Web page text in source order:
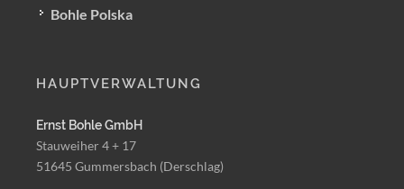
Bohle Polska
HAUPTVERWALTUNG
Ernst Bohle GmbH
Stauweiher 4 + 17
51645 Gummersbach (Derschlag)